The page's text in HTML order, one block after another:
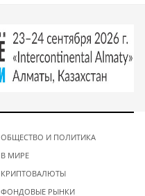
ОБЩЕСТВО И ПОЛИТИКА
В МИРЕ
КРИПТОВАЛЮТЫ
ФОНДОВЫЕ РЫНКИ